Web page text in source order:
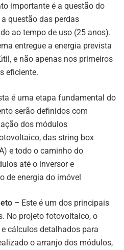
importante é a questão do
questão das perdas
ao tempo de uso (25 anos).
entregue a energia prevista
e não apenas nos primeiros
eficiente.
é uma etapa fundamental do
serão definidos com
dos módulos
das string box
e todo o caminho do
até o inversor e
de energia do imóvel
– Este é um dos principais
No projeto fotovoltaico, o
cálculos detalhados para
o arranjo dos módulos,